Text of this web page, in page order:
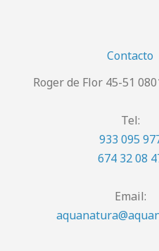
Contacto
Roger de Flor 45-51
Tel:
933 095
674 32 08
Email: